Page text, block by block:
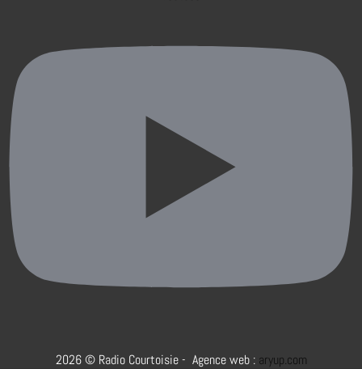
2026 © Radio Courtoisie - Agence web : aryup.com